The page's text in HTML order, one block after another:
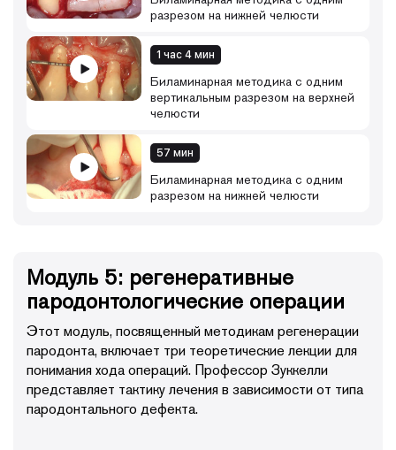
разрезом на нижней челюсти
1 час 4 мин
Биламинарная методика с одним
вертикальным разрезом на верхней
челюсти
57 мин
Биламинарная методика с одним
разрезом на нижней челюсти
Модуль 5: регенеративные
пародонтологические операции
Этот модуль, посвященный методикам регенерации
пародонта, включает три теоретические лекции для
понимания хода операций. Профессор Зуккелли
представляет тактику лечения в зависимости от типа
пародонтального дефекта.